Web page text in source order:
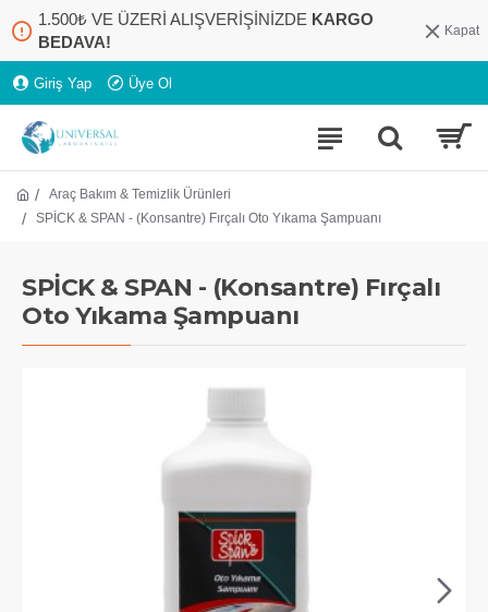
1.500₺ VE ÜZERİ ALIŞVERİŞİNİZDE KARGO
BEDAVA!
Kapat
Giriş Yap Üye Ol
Araç Bakım & Temizlik Ürünleri
SPİCK & SPAN - (Konsantre) Fırçalı Oto Yıkama Şampuanı
SPİCK & SPAN - (Konsantre) Fırçalı
Oto Yıkama Şampuanı